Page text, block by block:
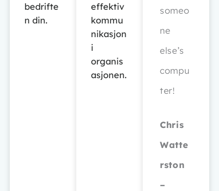
bedrifte
n din.
effektiv
kommu
nikasjon
i
organis
asjonen.
someo
ne
else’s
compu
ter!
Chris
Watte
rston
–